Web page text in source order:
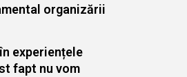
organizării
experiențele
fapt nu vom